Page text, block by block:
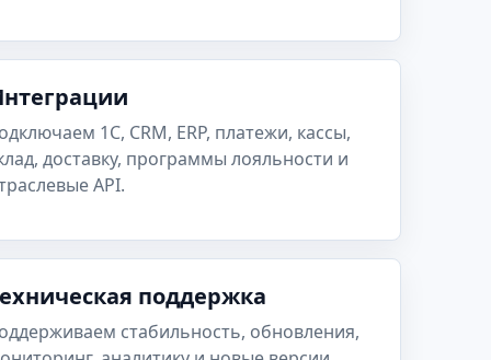
1С, CRM, ERP, платежи, кассы,
доставку, программы лояльности и
API.
поддержка
стабильность, обновления,